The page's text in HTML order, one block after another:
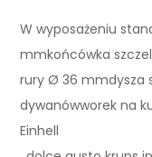
W wyposażeniu
mmkońcówka
rury Ø 36 mmdysza
dywanówworek na
Einhell